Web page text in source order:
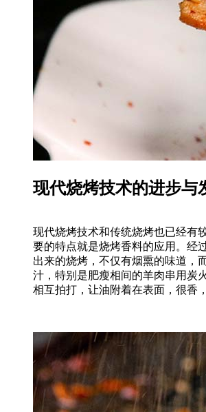
现代烧烤技术的进步与
现代烧烤技术和传统烧烤也已经有
要的特点就是烧烤香料的应用。经
出来的烧烤，不仅有烟熏的味道，
汁，特别是肥瘦相间的羊肉串用炭
相互拍打，让油附着在表面，很香